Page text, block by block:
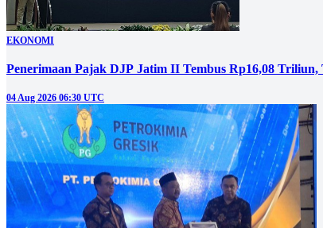
EKONOMI
Penerimaan Pajak DJP Jatim II Tembus Rp16,08 Triliun,
04 Aug 2026 06:30 UTC